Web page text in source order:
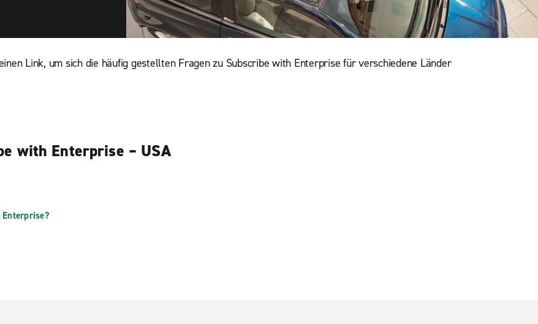
Link, um sich die häufig gestellten Fragen zu Subscribe with Enterprise für verschiedene Länder
with Enterprise – USA